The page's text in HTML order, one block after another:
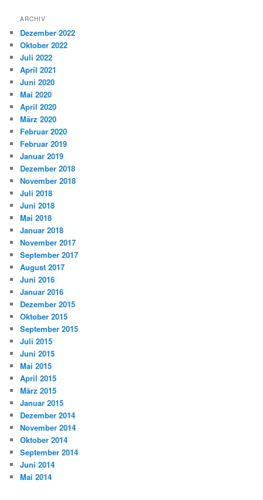
ARCHIV
Dezember 2022
Oktober 2022
Juli 2022
April 2021
Juni 2020
Mai 2020
April 2020
März 2020
Februar 2020
Februar 2019
Januar 2019
Dezember 2018
November 2018
Juli 2018
Juni 2018
Mai 2018
Januar 2018
November 2017
September 2017
August 2017
Juni 2016
Januar 2016
Dezember 2015
Oktober 2015
September 2015
Juli 2015
Juni 2015
Mai 2015
April 2015
März 2015
Januar 2015
Dezember 2014
November 2014
Oktober 2014
September 2014
Juni 2014
Mai 2014